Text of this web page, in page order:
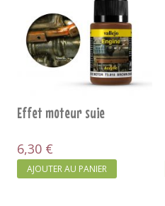
Effet moteur suie
6,30 €
AJOUTER AU PANIER